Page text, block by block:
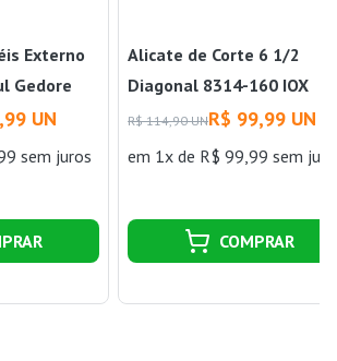
Externo
Gedore
UN
sem juros
Alicate de Corte 6 1/2
Diagonal 8314-160 IOX
Gedore
R$ 114,90 UNR$ 99,99 UN
em 1x de R$ 99,99 sem
COMPRAR